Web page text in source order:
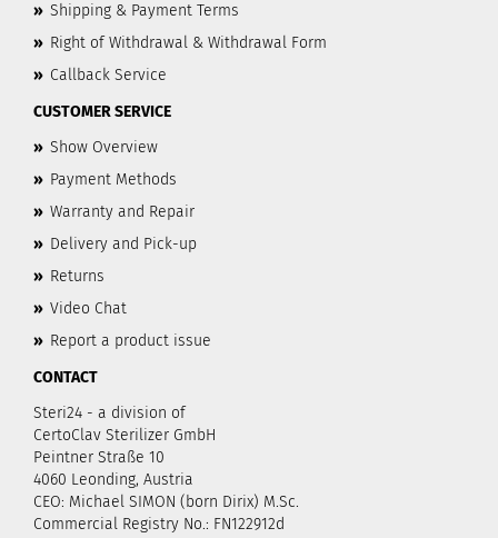
» Shipping & Payment Terms
» Right of Withdrawal & Withdrawal Form
» Callback Service
CUSTOMER SERVICE
» Show Overview
» Payment Methods
» Warranty and Repair
» Delivery and Pick-up
» Returns
» Video Chat
» Report a product issue
CONTACT
Steri24 - a division of
CertoClav Sterilizer GmbH
Peintner Straße 10
4060 Leonding, Austria
CEO: Michael SIMON (born Dirix) M.Sc.
Commercial Registry No.: FN122912d